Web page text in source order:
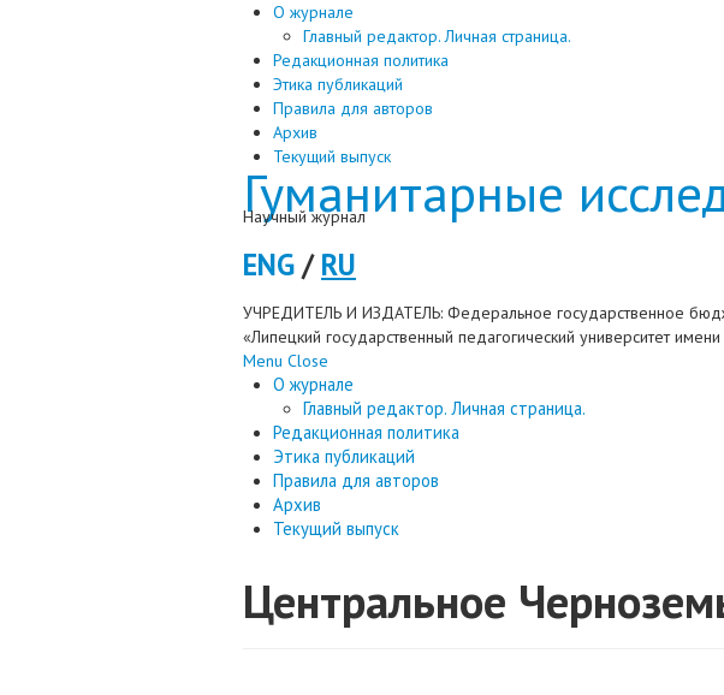
О журнале
Главный редактор. Личная страница.
Редакционная политика
Этика публикаций
Правила для авторов
Архив
Текущий выпуск
Гуманитарные
Научный журнал
ENG/RU
УЧРЕДИТЕЛЬ И ИЗДАТЕЛЬ: Федеральное государственное
«Липецкий государственный педагогический университет
Menu Close
О журнале
Главный редактор. Личная страница.
Редакционная политика
Этика публикаций
Правила для авторов
Архив
Текущий выпуск
Центральное